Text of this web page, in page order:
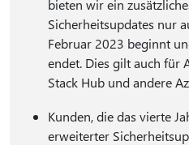
bieten wir ein
Sicherheitsupdates nur
Februar 2023 beginnt
endet. Dies gilt auch für
Stack Hub und andere
Kunden, die das vierte
erweiterter